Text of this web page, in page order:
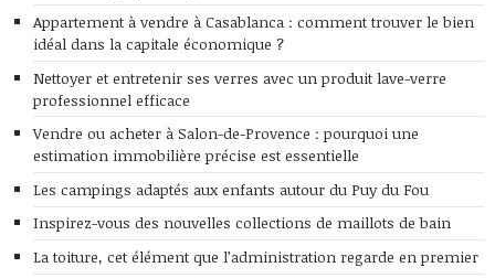
Appartement à vendre à Casablanca : comment trouver le bien
idéal dans la capitale économique ?
Nettoyer et entretenir ses verres avec un produit lave-verre
professionnel efficace
Vendre ou acheter à Salon-de-Provence : pourquoi une
estimation immobilière précise est essentielle
Les campings adaptés aux enfants autour du Puy du Fou
Inspirez-vous des nouvelles collections de maillots de bain
La toiture, cet élément que l’administration regarde en premier